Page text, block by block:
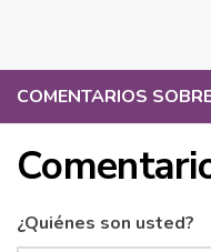
COMENTARIOS
¿Quiénes son usted?